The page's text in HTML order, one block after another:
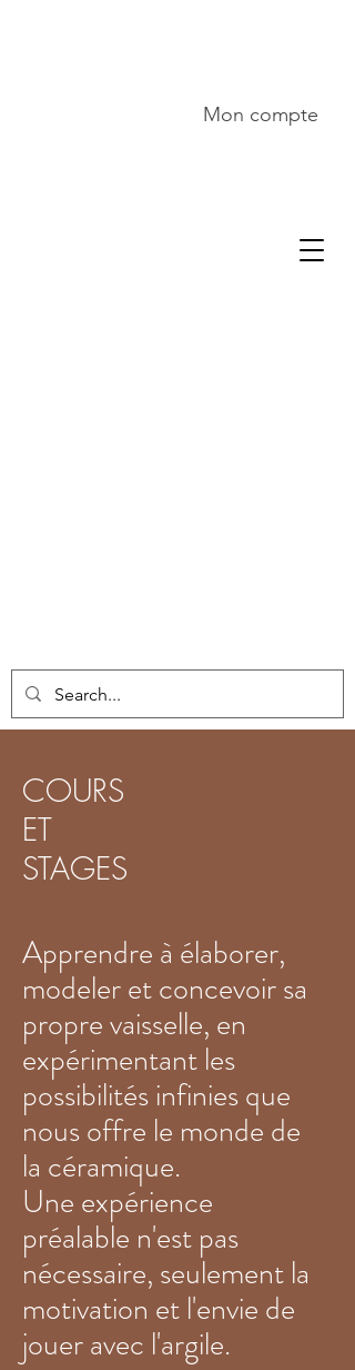
Mon compte
COURS
ET
STAGES
Apprendre à élaborer,
modeler et concevoir sa
propre vaisselle, en
expérimentant les
possibilités infinies que
nous offre le monde de
la céramique.
Une expérience
préalable n'est pas
nécessaire, seulement la
motivation et l'envie de
jouer avec l'argile.